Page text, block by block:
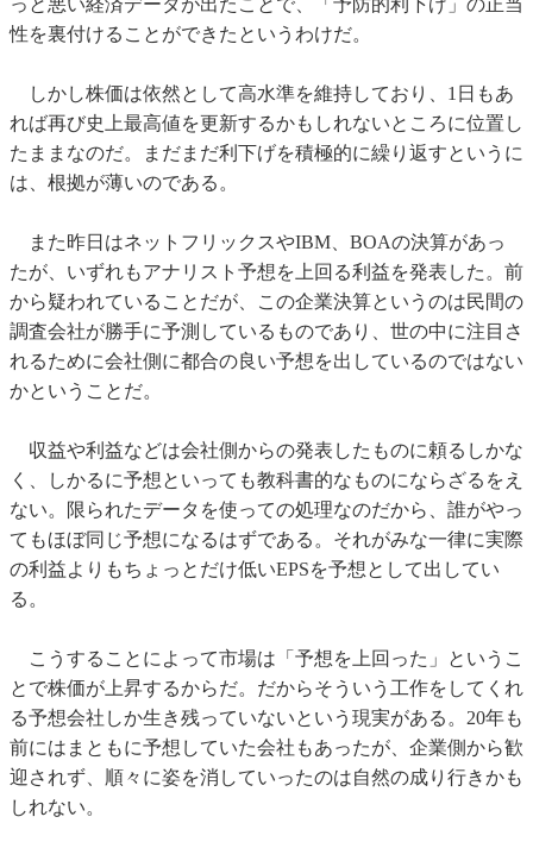
っと悪い経済データが出たことで、「予防的利下げ」の正当
性を裏付けることができたというわけだ。
しかし株価は依然として高水準を維持しており、1日もあ
れば再び史上最高値を更新するかもしれないところに位置し
たままなのだ。まだまだ利下げを積極的に繰り返すというに
は、根拠が薄いのである。
また昨日はネットフリックスやIBM、BOAの決算があっ
たが、いずれもアナリスト予想を上回る利益を発表した。前
から疑われていることだが、この企業決算というのは民間の
調査会社が勝手に予測しているものであり、世の中に注目さ
れるために会社側に都合の良い予想を出しているのではない
かということだ。
収益や利益などは会社側からの発表したものに頼るしかな
く、しかるに予想といっても教科書的なものにならざるをえ
ない。限られたデータを使っての処理なのだから、誰がやっ
てもほぼ同じ予想になるはずである。それがみな一律に実際
の利益よりもちょっとだけ低いEPSを予想として出してい
る。
こうすることによって市場は「予想を上回った」というこ
とで株価が上昇するからだ。だからそういう工作をしてくれ
る予想会社しか生き残っていないという現実がある。20年も
前にはまともに予想していた会社もあったが、企業側から歓
迎されず、順々に姿を消していったのは自然の成り行きかも
しれない。